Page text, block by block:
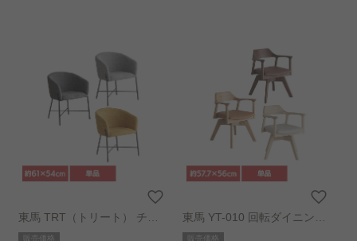
東馬 TRT（トリート） チェ
ア ブラック
販売価格
東馬 YT-010 回転ダイニング
チェア ブラウン
販売価格